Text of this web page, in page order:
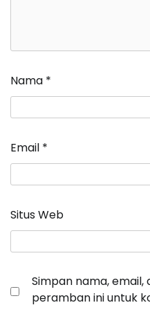
Nama *
Email *
Situs Web
Simpan nama, email,
peramban ini untuk